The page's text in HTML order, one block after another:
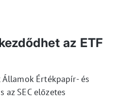
az ETF
Értékpapír- és
az SEC előzetes